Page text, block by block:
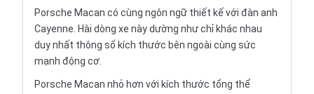
Porsche Macan có cùng ngôn ngữ thiết kế với đàn anh
Cayenne. Hài dòng xe này dường như chỉ khác nhau
duy nhất thông số kích thước bên ngoài cùng sức
mạnh động cơ.
Porsche Macan nhỏ hơn với kích thước tổng thể